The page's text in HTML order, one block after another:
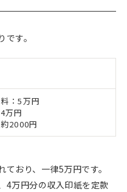
す。
：5万円
万円
2000円
おり、一律5万円です。
4万円分の収入印紙を定款